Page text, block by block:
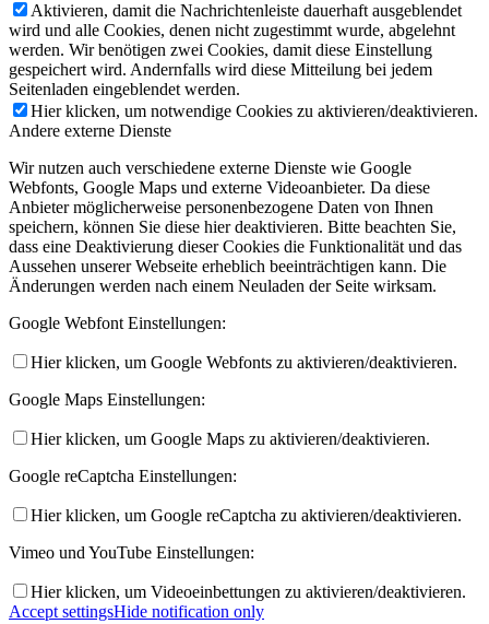
Aktivieren, damit die Nachrichtenleiste dauerhaft ausgeblendet
wird und alle Cookies, denen nicht zugestimmt wurde, abgelehnt
werden. Wir benötigen zwei Cookies, damit diese Einstellung
gespeichert wird. Andernfalls wird diese Mitteilung bei jedem
Seitenladen eingeblendet werden.
Hier klicken, um notwendige Cookies zu aktivieren/deaktivieren.
Andere externe Dienste
Wir nutzen auch verschiedene externe Dienste wie Google
Webfonts, Google Maps und externe Videoanbieter. Da diese
Anbieter möglicherweise personenbezogene Daten von Ihnen
speichern, können Sie diese hier deaktivieren. Bitte beachten Sie,
dass eine Deaktivierung dieser Cookies die Funktionalität und das
Aussehen unserer Webseite erheblich beeinträchtigen kann. Die
Änderungen werden nach einem Neuladen der Seite wirksam.
Google Webfont Einstellungen:
Hier klicken, um Google Webfonts zu aktivieren/deaktivieren.
Google Maps Einstellungen:
Hier klicken, um Google Maps zu aktivieren/deaktivieren.
Google reCaptcha Einstellungen:
Hier klicken, um Google reCaptcha zu aktivieren/deaktivieren.
Vimeo und YouTube Einstellungen:
Hier klicken, um Videoeinbettungen zu aktivieren/deaktivieren.
Accept settingsHide notification only